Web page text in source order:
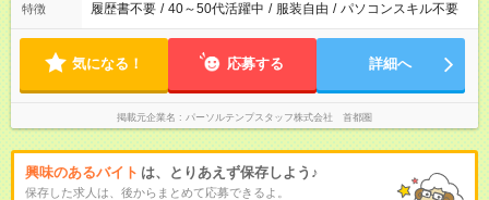
特徴 履歴書不要 / 40～50代活躍中 / 服装自由 / パソコンスキル不要
気になる！ 応募する 詳細へ
掲載元企業名 パーソルテンプスタッフ株式会社 首都圏
興味のあるバイト は、とりあえず保存しよう♪
保存した求人は、後からまとめて応募できるよ。